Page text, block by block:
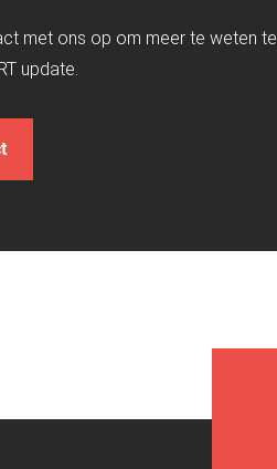
met ons op om meer te weten te
update.